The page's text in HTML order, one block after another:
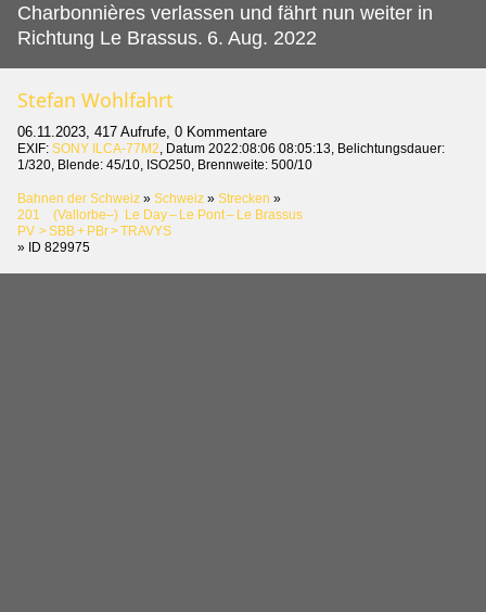
Charbonnières verlassen und fährt nun weiter in
Richtung Le Brassus. 6. Aug. 2022
Stefan Wohlfahrt
06.11.2023, 417 Aufrufe, 0 Kommentare
EXIF: SONY ILCA-77M2, Datum 2022:08:06 08:05:13, Belichtungsdauer:
1/320, Blende: 45/10, ISO250, Brennweite: 500/10
Bahnen der Schweiz » Schweiz » Strecken »
201 (Vallorbe–) Le Day – Le Pont – Le Brassus
PV > SBB + PBr > TRAVYS
» ID 829975